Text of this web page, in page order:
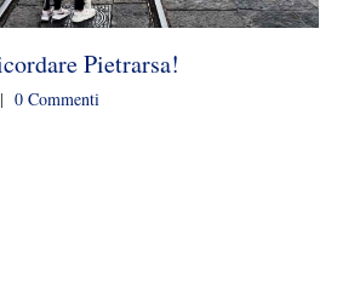
Pietrarsa!
| 0 Commenti